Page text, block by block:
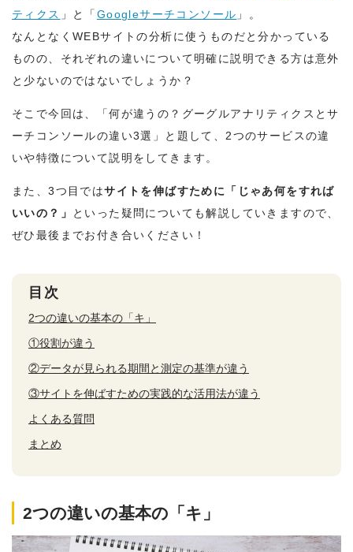
ティクス 」と「 Googleサーチコンソール 」。
なんとなくWEBサイトの分析に使うものだと分かっている
ものの、それぞれの違いについて明確に説明できる方は意外
と少ないのではないでしょうか？
そこで今回は、「何が違うの？グーグルアナリティクスとサ
ーチコンソールの違い3選」と題して、2つのサービスの違
いや特徴について説明をしてきます。
また、3つ目ではサイトを伸ばすために「じゃあ何をすれば
いいの？」
といった疑問についても解説していきますので、
ぜひ最後までお付き合いください！
目次
2つの違いの基本の「キ」
①役割が違う
②データが見られる期間と測定の基準が違う
③サイトを伸ばすための実践的な活用法が違う
よくある質問
まとめ
2つの違いの基本の「キ」